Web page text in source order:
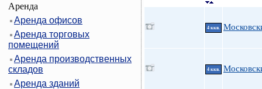
Аренда
Аренда офисов
Аренда торговых
помещений
Аренда производственных
складов
Аренда зданий
4 ккв.
4 ккв.